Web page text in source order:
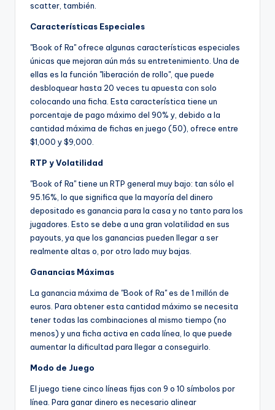
scatter, también.
Características Especiales
"Book of Ra" ofrece algunas características especiales
únicas que mejoran aún más su entretenimiento. Una de
ellas es la función "liberación de rollo", que puede
desbloquear hasta 20 veces tu apuesta con solo
colocando una ficha. Esta característica tiene un
porcentaje de pago máximo del 90% y, debido a la
cantidad máxima de fichas en juego (50), ofrece entre
$1,000 y $9,000.
RTP y Volatilidad
"Book of Ra" tiene un RTP general muy bajo: tan sólo el
95.16%, lo que significa que la mayoría del dinero
depositado es ganancia para la casa y no tanto para los
jugadores. Esto se debe a una gran volatilidad en sus
payouts, ya que los ganancias pueden llegar a ser
realmente altas o, por otro lado muy bajas.
Ganancias Máximas
La ganancia máxima de "Book of Ra" es de 1 millón de
euros. Para obtener esta cantidad máximo se necesita
tener todas las combinaciones al mismo tiempo (no
menos) y una ficha activa en cada línea, lo que puede
aumentar la dificultad para llegar a conseguirlo.
Modo de Juego
El juego tiene cinco líneas fijas con 9 o 10 símbolos por
línea. Para ganar dinero es necesario alinear